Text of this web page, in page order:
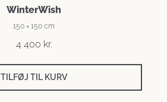
WinterWish
150 × 150 cm
4 400 kr.
TILFØJ TIL KURV